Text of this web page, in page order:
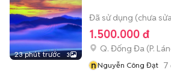
23 phút trước 3
Đã sử dụng (chưa
1.500.000 đ
Q. Đống Đa (P.
nNguyễn Công Đạt 7